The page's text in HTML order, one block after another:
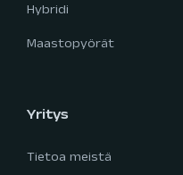
Hybridi
Maastopyörät
Yritys
Tietoa meistä